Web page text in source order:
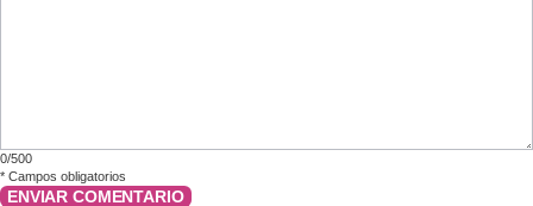
0/500
* Campos obligatorios
ENVIAR COMENTARIO